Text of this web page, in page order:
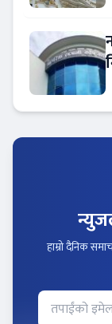
हाम्रो दैनिक